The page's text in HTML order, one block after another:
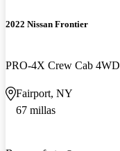
2022 Nissan Frontier
PRO-4X Crew Cab 4WD
Fairport, NY
67 millas